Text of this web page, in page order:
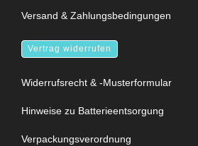
Versand & Zahlungsbedingungen
Vertrag widerrufen
Widerrufsrecht & -Musterformular
Hinweise zu Batterieentsorgung
Verpackungsverordnung